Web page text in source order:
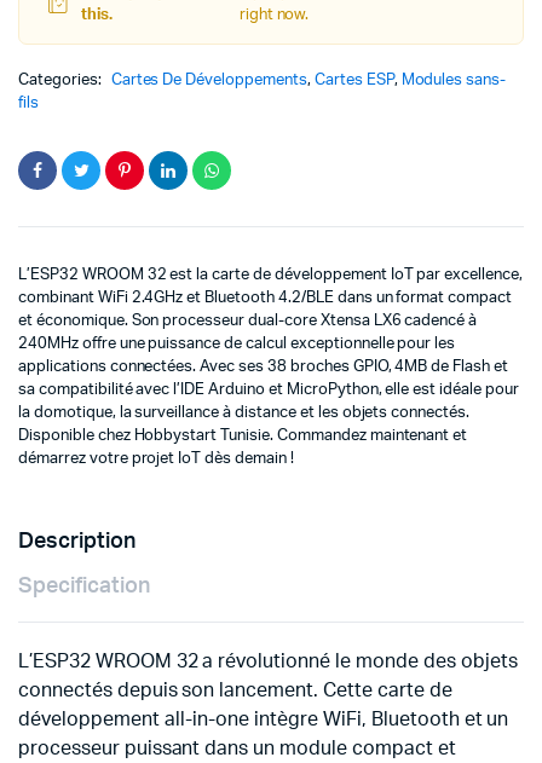
240MHz
this.
right now.
Categories: Cartes De Développements, Cartes ESP, Modules sans-
fils
L’ESP32 WROOM 32 est la carte de développement IoT par excellence,
combinant WiFi 2.4GHz et Bluetooth 4.2/BLE dans un format compact
et économique. Son processeur dual-core Xtensa LX6 cadencé à
240MHz offre une puissance de calcul exceptionnelle pour les
applications connectées. Avec ses 38 broches GPIO, 4MB de Flash et
sa compatibilité avec l’IDE Arduino et MicroPython, elle est idéale pour
la domotique, la surveillance à distance et les objets connectés.
Disponible chez Hobbystart Tunisie. Commandez maintenant et
démarrez votre projet IoT dès demain !
Description
Specification
L’ESP32 WROOM 32 a révolutionné le monde des objets
connectés depuis son lancement. Cette carte de
développement all-in-one intègre WiFi, Bluetooth et un
processeur puissant dans un module compact et